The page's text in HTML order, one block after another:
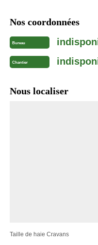
Nos coordonnées
Bureau
Chantier
Nous localiser
Taille de haie Cravans